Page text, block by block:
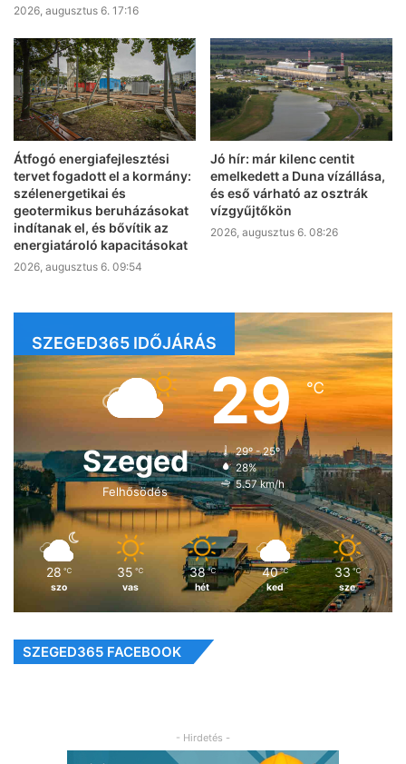
2026, augusztus 6. 17:16
Átfogó energiafejlesztési
tervet fogadott el a kormány:
szélenergetikai és
geotermikus beruházásokat
indítanak el, és bővítik az
energiatároló kapacitásokat
2026, augusztus 6. 09:54
Jó hír: már kilenc centit
emelkedett a Duna vízállása,
és eső várható az osztrák
vízgyűjtőkön
2026, augusztus 6. 08:26
SZEGED365 IDŐJÁRÁS
Szeged
Felhősödés
29℃
29º - 25º
28%
5.57 km/h
28 ℃
szo
35 ℃
vas
38 ℃
hét
40 ℃
ked
33 ℃
sze
SZEGED365 FACEBOOK
- Hirdetés -